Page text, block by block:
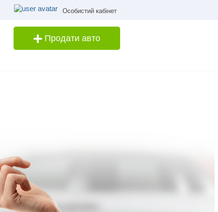
Особистий кабінет
Продати авто